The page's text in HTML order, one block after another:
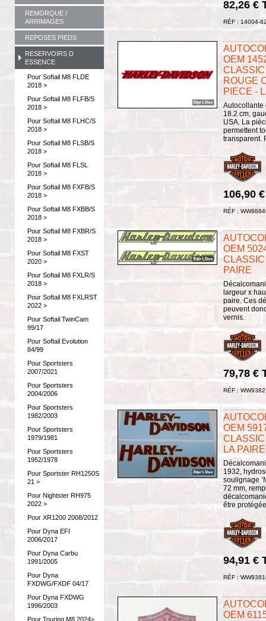
REMORQUE /
ARRIMAGES
REPOSES PIEDS
RESERVOIRS D
ESSENCE
Pour Softail M8 FLDE
2018 >
Pour Softail M8 FLFB/S
2018 >
Pour Softail M8 FLHC/S
2018 >
Pour Softail M8 FLSB/S
2018 >
Pour Softail M8 FLSL
2018 >
Pour Softail M8 FXFB/S
2018 >
Pour Softail M8 FXBB/S
2018 >
Pour Softail M8 FXBR/S
2018 >
Pour Softail M8 FXST
2020 >
Pour Softail M8 FXLR/S
2018 >
Pour Softail M8 FXLRST
2022 >
Pour Softail TwinCam
99/17
Pour Softail Evolution
84/99
Pour Sportsters
2007/2021
Pour Sportsters
2004/2006
Pour Sportsters
1982/2003
Pour Sportsters
1979/1981
Pour Sportsters
1952/1978
Pour Sportster RH1250S
21 >
Pour Nightster RH975
2022 >
Pour XR1200 2008/2012
Pour Dyna EFI
2006/2017
Pour Dyna Carbu
1991/2005
Pour Dyna
FXDWG/FXDF 04/17
Pour Dyna FXDWG
1996/2003
Pour Touring M8 2024>
82,26 €
RÉF : 14004-
OEM
ROUGE
PIECE -
Autocollante
18.2 cm,
USA. La
permettent
transparent.
106,90
RÉF :
OEM
PAIRE
largeur x
paire. Ces
peuvent
vernis.
79,78 €
RÉF :
OEM
LA PAIRE
1932,
soulignage
72 mm,
être
94,91 €
RÉF :
OEM